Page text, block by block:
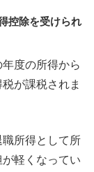
控除を受けられ
度の所得から
が課税されま
所得として所
軽くなってい